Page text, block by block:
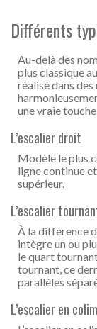
Différents
Au-delà des
plus classique
réalisé dans
une vraie
L’escalier droit
Modèle le plus
ligne continue
supérieur.
L’escalier
À la différence
intègre un ou
le quart
tournant, ce
parallèles
L’escalier en